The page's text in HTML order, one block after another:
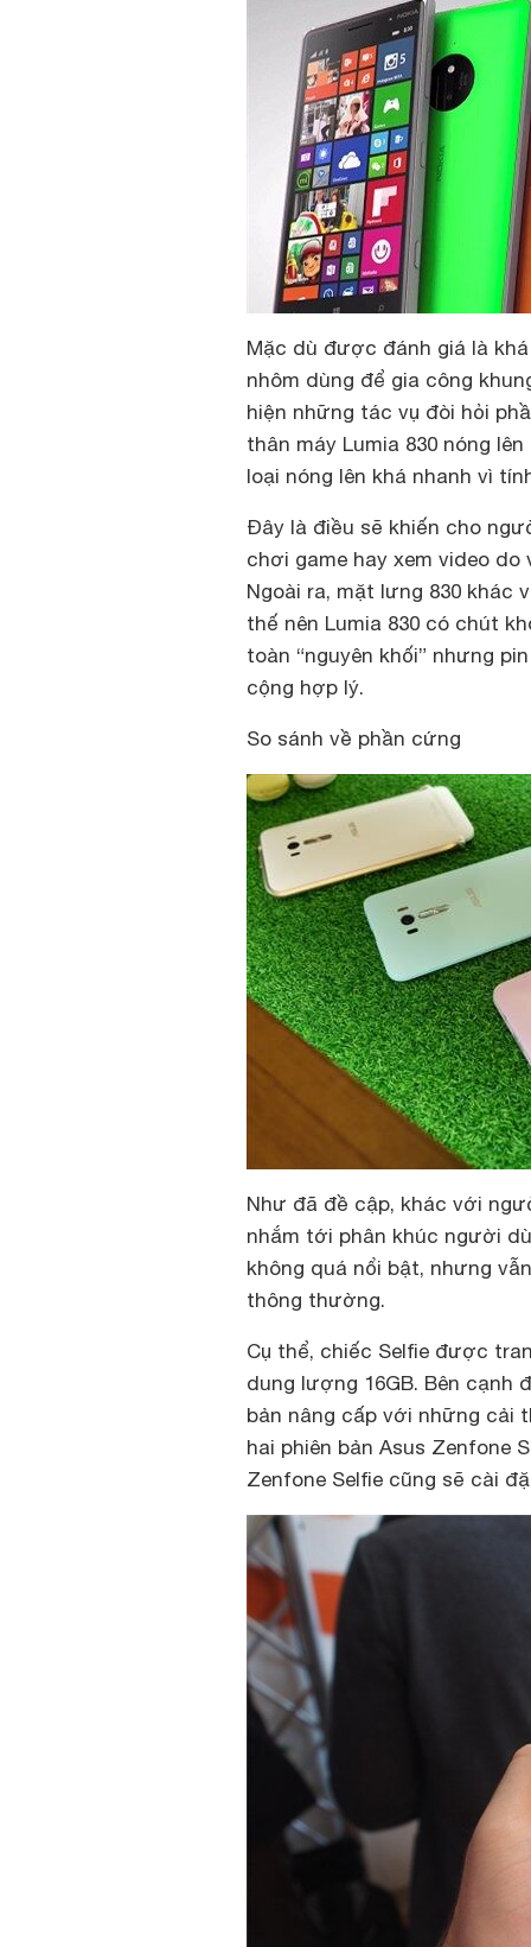
Mặc dù được đánh giá là
nhôm dùng để gia công
hiện những tác vụ đòi hỏi
thân máy Lumia 830 nóng
loại nóng lên khá nhanh vì
Đây là điều sẽ khiến cho
chơi game hay xem video
Ngoài ra, mặt lưng 830 khác
thế nên Lumia 830 có chút
toàn “nguyên khối” nhưng
cộng hợp lý.
So sánh về phần cứng
Như đã đề cập, khác với
nhắm tới phân khúc người
không quá nổi bật, nhưng
thông thường.
Cụ thể, chiếc Selfie được
dung lượng 16GB. Bên cạnh
bản nâng cấp với những cải
hai phiên bản Asus Zenfone
Zenfone Selfie cũng sẽ cài